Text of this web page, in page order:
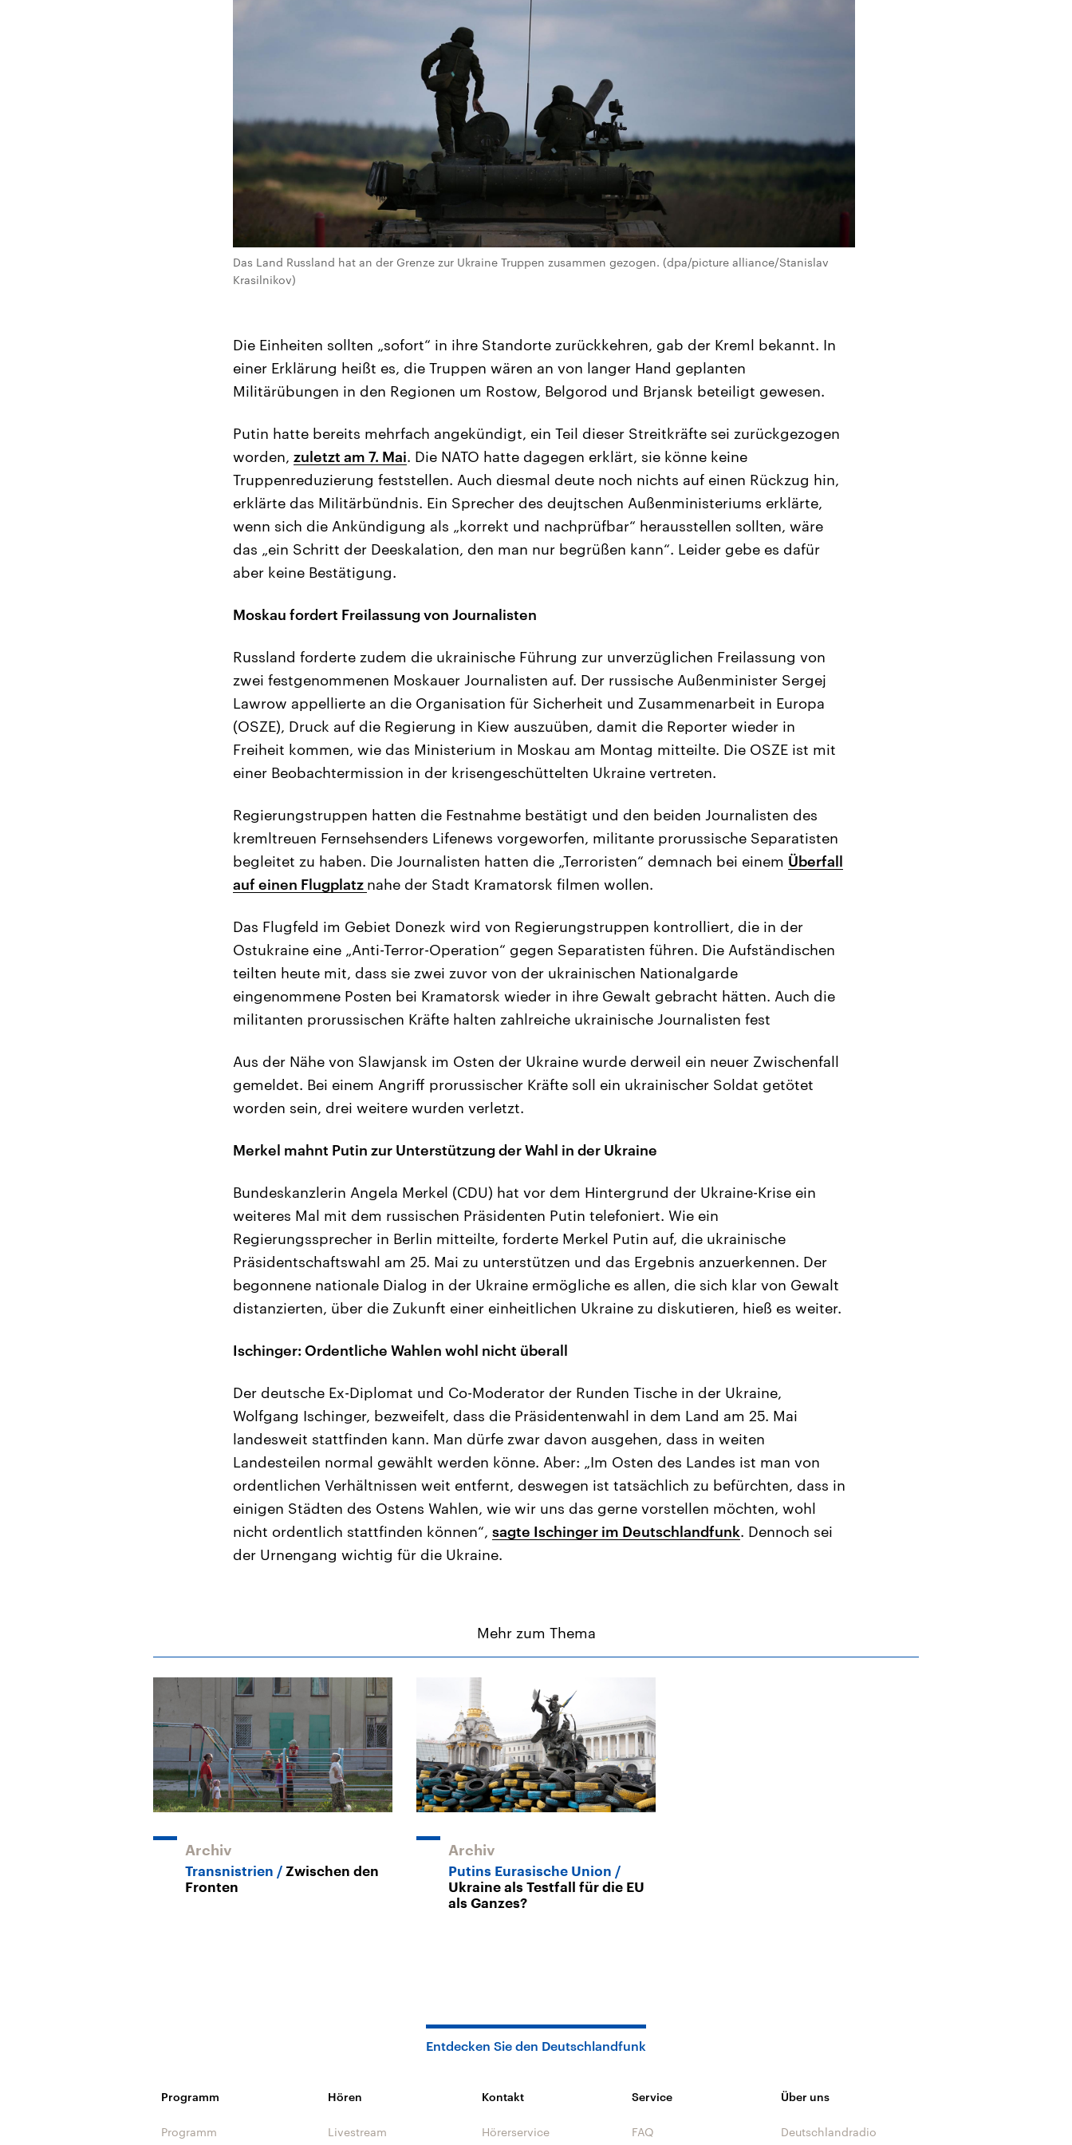
Das Land Russland hat an der Grenze zur Ukraine Truppen zusammen gezogen. (dpa/picture alliance/Stanislav
Krasilnikov)
Die Einheiten sollten „sofort“ in ihre Standorte zurückkehren, gab der Kreml bekannt. In
einer Erklärung heißt es, die Truppen wären an von langer Hand geplanten
Militärübungen in den Regionen um Rostow, Belgorod und Brjansk beteiligt gewesen.
Putin hatte bereits mehrfach angekündigt, ein Teil dieser Streitkräfte sei zurückgezogen
worden, zuletzt am 7. Mai. Die NATO hatte dagegen erklärt, sie könne keine
Truppenreduzierung feststellen. Auch diesmal deute noch nichts auf einen Rückzug hin,
erklärte das Militärbündnis. Ein Sprecher des deujtschen Außenministeriums erklärte,
wenn sich die Ankündigung als „korrekt und nachprüfbar“ herausstellen sollten, wäre
das „ein Schritt der Deeskalation, den man nur begrüßen kann“. Leider gebe es dafür
aber keine Bestätigung.
Moskau fordert Freilassung von Journalisten
Russland forderte zudem die ukrainische Führung zur unverzüglichen Freilassung von
zwei festgenommenen Moskauer Journalisten auf. Der russische Außenminister Sergej
Lawrow appellierte an die Organisation für Sicherheit und Zusammenarbeit in Europa
(OSZE), Druck auf die Regierung in Kiew auszuüben, damit die Reporter wieder in
Freiheit kommen, wie das Ministerium in Moskau am Montag mitteilte. Die OSZE ist mit
einer Beobachtermission in der krisengeschüttelten Ukraine vertreten.
Regierungstruppen hatten die Festnahme bestätigt und den beiden Journalisten des
kremltreuen Fernsehsenders Lifenews vorgeworfen, militante prorussische Separatisten
begleitet zu haben. Die Journalisten hatten die „Terroristen“ demnach bei einem Überfall
auf einen Flugplatz nahe der Stadt Kramatorsk filmen wollen.
Das Flugfeld im Gebiet Donezk wird von Regierungstruppen kontrolliert, die in der
Ostukraine eine „Anti-Terror-Operation“ gegen Separatisten führen. Die Aufständischen
teilten heute mit, dass sie zwei zuvor von der ukrainischen Nationalgarde
eingenommene Posten bei Kramatorsk wieder in ihre Gewalt gebracht hätten. Auch die
militanten prorussischen Kräfte halten zahlreiche ukrainische Journalisten fest
Aus der Nähe von Slawjansk im Osten der Ukraine wurde derweil ein neuer Zwischenfall
gemeldet. Bei einem Angriff prorussischer Kräfte soll ein ukrainischer Soldat getötet
worden sein, drei weitere wurden verletzt.
Merkel mahnt Putin zur Unterstützung der Wahl in der Ukraine
Bundeskanzlerin Angela Merkel (CDU) hat vor dem Hintergrund der Ukraine-Krise ein
weiteres Mal mit dem russischen Präsidenten Putin telefoniert. Wie ein
Regierungssprecher in Berlin mitteilte, forderte Merkel Putin auf, die ukrainische
Präsidentschaftswahl am 25. Mai zu unterstützen und das Ergebnis anzuerkennen. Der
begonnene nationale Dialog in der Ukraine ermögliche es allen, die sich klar von Gewalt
distanzierten, über die Zukunft einer einheitlichen Ukraine zu diskutieren, hieß es weiter.
Ischinger: Ordentliche Wahlen wohl nicht überall
Der deutsche Ex-Diplomat und Co-Moderator der Runden Tische in der Ukraine,
Wolfgang Ischinger, bezweifelt, dass die Präsidentenwahl in dem Land am 25. Mai
landesweit stattfinden kann. Man dürfe zwar davon ausgehen, dass in weiten
Landesteilen normal gewählt werden könne. Aber: „Im Osten des Landes ist man von
ordentlichen Verhältnissen weit entfernt, deswegen ist tatsächlich zu befürchten, dass in
einigen Städten des Ostens Wahlen, wie wir uns das gerne vorstellen möchten, wohl
nicht ordentlich stattfinden können“, sagte Ischinger im Deutschlandfunk. Dennoch sei
der Urnengang wichtig für die Ukraine.
Mehr zum Thema
Archiv
Transnistrien
Zwischen den
Fronten
Archiv
Putins Eurasische Union
Ukraine als Testfall für die EU
als Ganzes?
Entdecken Sie den Deutschlandfunk
Programm
Programm
Hören
Livestream
Kontakt
Hörerservice
Service
FAQ
Über uns
Deutschlandradio